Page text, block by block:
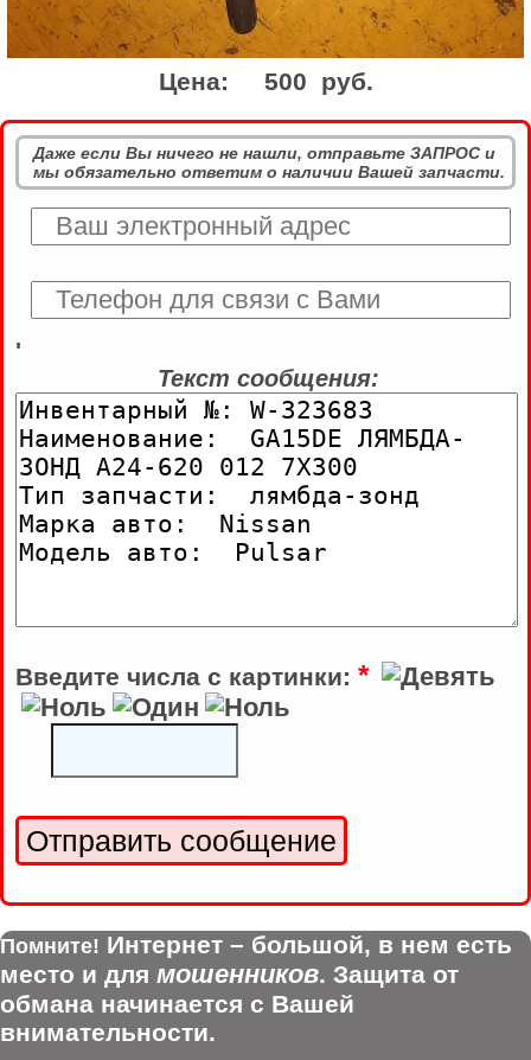
Цена: 500 руб.
Даже если Вы ничего не нашли, отправьте ЗАПРОС и
мы обязательно ответим о наличии Вашей запчасти.
'
Текст сообщения:
Введите числа с картинки: *
Помните! Интернет – большой, в нем есть
место и для мошенников. Защита от
обмана начинается с Вашей
внимательности.